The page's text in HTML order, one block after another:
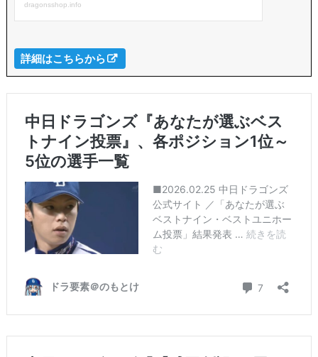
詳細はこちらから